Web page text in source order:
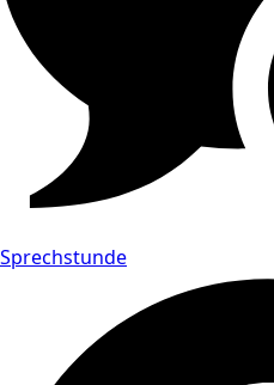
Sprechstunde